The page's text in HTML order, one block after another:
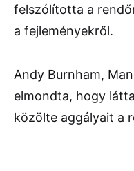
felszólította a
a fejleményekről.
Andy Burnham,
elmondta, hogy
közölte aggályait a